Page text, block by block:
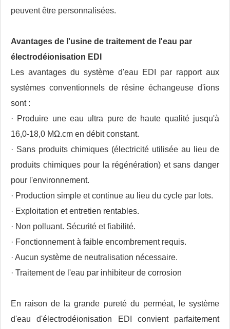
peuvent être personnalisées.
Avantages de l'usine de traitement de l'eau par
électrodéionisation EDI
Les avantages du système d'eau EDI par rapport aux
systèmes conventionnels de résine échangeuse d'ions
sont :
· Produire une eau ultra pure de haute qualité jusqu'à
16,0-18,0 MΩ.cm en débit constant.
· Sans produits chimiques (électricité utilisée au lieu de
produits chimiques pour la régénération) et sans danger
pour l'environnement.
· Production simple et continue au lieu du cycle par lots.
· Exploitation et entretien rentables.
· Non polluant. Sécurité et fiabilité.
· Fonctionnement à faible encombrement requis.
· Aucun système de neutralisation nécessaire.
· Traitement de l'eau par inhibiteur de corrosion
En raison de la grande pureté du perméat, le système
d'eau d'électrodéionisation EDI convient parfaitement